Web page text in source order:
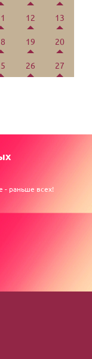
12 13
19 20
26 27
- раньше всех!